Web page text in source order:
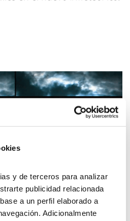
y de terceros para analizar
publicidad relacionada
a un perfil elaborado a
Adicionalmente
22 de julio de 2022